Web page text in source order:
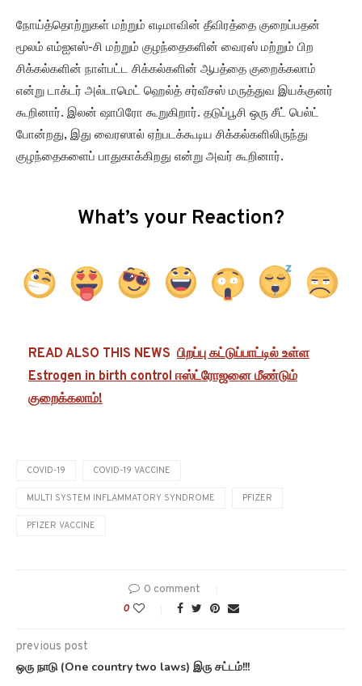
நோய்த்தொற்றுகள் மற்றும் எடிமாவின் தீவிரத்தை குறைப்பதன்
மூலம் எம்ஐஎஸ்-சி மற்றும் குழந்தைகளின் வைரஸ் மற்றும் பிற
சிக்கல்களின் நாள்பட்ட சிக்கல்களின் ஆபத்தை குறைக்கலாம்
என்று டாக்டர் அல்டாமெட் ஹெல்த் சர்வீசஸ் மருத்துவ இயக்குனர்
கூறினார். இலன் ஷாபிரோ கூறுகிறார். தடுப்பூசி ஒரு சீட் பெல்ட்
போன்றது, இது வைரஸால் ஏற்படக்கூடிய சிக்கல்களிலிருந்து
குழந்தைகளைப் பாதுகாக்கிறது என்று அவர் கூறினார்.
What’s your Reaction?
READ ALSO THIS NEWS பிறப்பு கட்டுப்பாட்டில் உள்ள
Estrogen in birth control ஈஸ்ட்ரோஜனை மீண்டும்
குறைக்கலாம்!
COVID-19 COVID-19 VACCINE
MULTI SYSTEM INFLAMMATORY SYNDROME PFIZER
PFIZER VACCINE
0 comment
0
previous post
ஒரு நாடு (One country two laws) இரு சட்டம்!!!